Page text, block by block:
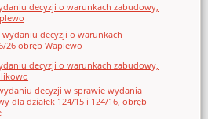
decyzji o warunkach zabudowy,
wydaniu decyzji o warunkach
26 obręb Waplewo
decyzji o warunkach zabudowy,
wydaniu decyzji w sprawie wydania
dla działek 124/15 i 124/16, obręb